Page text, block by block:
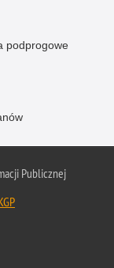
podprogowe
Publicznej